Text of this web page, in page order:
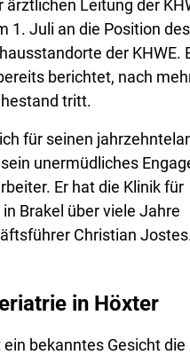
Leitung der
1. Juli an die Position des
der KHWE.
berichtet, nach
tritt.
für seinen
unermüdliches
Er hat die Klinik für
Brakel über viele Jahre
Christian
in Höxter
bekanntes Gesicht die